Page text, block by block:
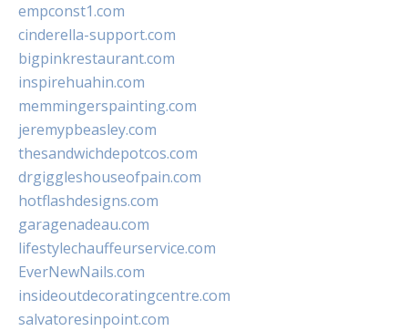
empconst1.com
cinderella-support.com
bigpinkrestaurant.com
inspirehuahin.com
memmingerspainting.com
jeremypbeasley.com
thesandwichdepotcos.com
drgiggleshouseofpain.com
hotflashdesigns.com
garagenadeau.com
lifestylechauffeurservice.com
EverNewNails.com
insideoutdecoratingcentre.com
salvatoresinpoint.com